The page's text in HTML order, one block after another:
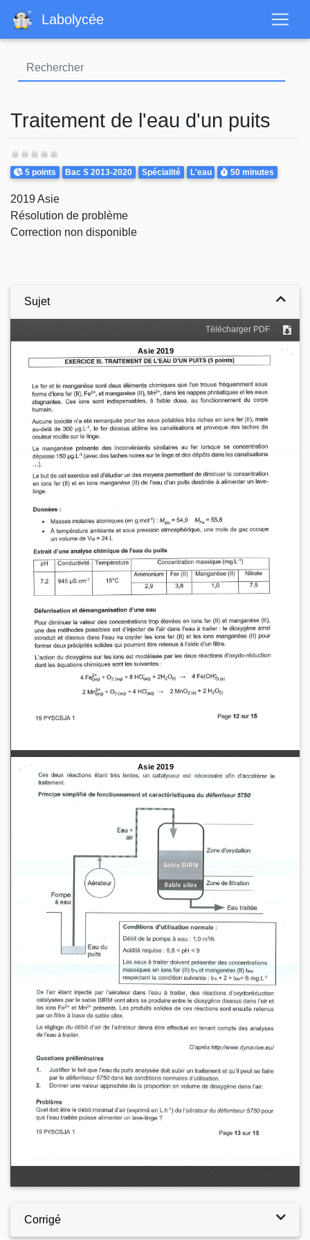
contenu
Labolycée
Traitement de l'eau d'un puits
Points
5 points Theme
Bac S 2013-2020 Spécialité L'eau Durée
50 minutes
2019 Asie
Résolution de problème
Correction non disponible
Sujet
Corrigé